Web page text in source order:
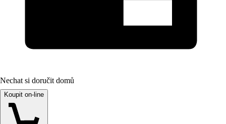
Nechat si doručit domů
Koupit on-line